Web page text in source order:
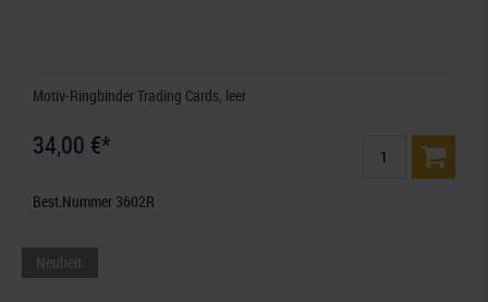
Motiv-Ringbinder Trading Cards, leer
34,00 €*
Best.Nummer 3602R
Neuheit